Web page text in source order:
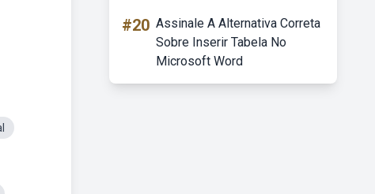
#20 Assinale A Alternativa Correta
Sobre Inserir Tabela No
Microsoft Word